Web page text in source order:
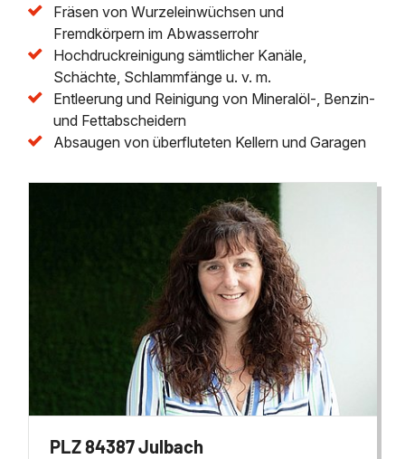
Fräsen von Wurzeleinwüchsen und
Fremdkörpern im Abwasserrohr
Hochdruckreinigung sämtlicher Kanäle,
Schächte, Schlammfänge u. v. m.
Entleerung und Reinigung von Mineralöl-, Benzin-
und Fettabscheidern
Absaugen von überfluteten Kellern und Garagen
PLZ 84387 Julbach